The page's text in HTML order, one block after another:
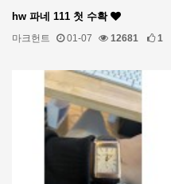
hw 파네 111 첫 수확
마크헌트 01-07 12681 1